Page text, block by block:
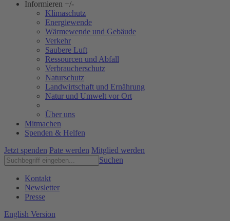
Informieren +/-
Klimaschutz
Energiewende
Wärmewende und Gebäude
Verkehr
Saubere Luft
Ressourcen und Abfall
Verbraucherschutz
Naturschutz
Landwirtschaft und Ernährung
Natur und Umwelt vor Ort
Über uns
Mitmachen
Spenden & Helfen
Jetzt spenden Pate werden Mitglied werden
Suchen
Kontakt
Newsletter
Presse
English Version